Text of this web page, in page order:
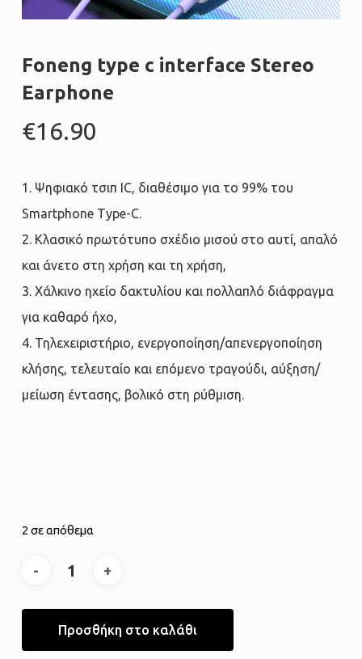
Foneng type c interface Stereo
Earphone
€16.90
1. Ψηφιακό τσιπ IC, διαθέσιμο για το 99% του
Smartphone Type-C.
2. Κλασικό πρωτότυπο σχέδιο μισού στο αυτί, απαλό
και άνετο στη χρήση και τη χρήση,
3. Χάλκινο ηχείο δακτυλίου και πολλαπλό διάφραγμα
για καθαρό ήχο,
4. Τηλεχειριστήριο, ενεργοποίηση/απενεργοποίηση
κλήσης, τελευταίο και επόμενο τραγούδι, αύξηση/
μείωση έντασης, βολικό στη ρύθμιση.
2 σε απόθεμα
Προσθήκη στο καλάθι